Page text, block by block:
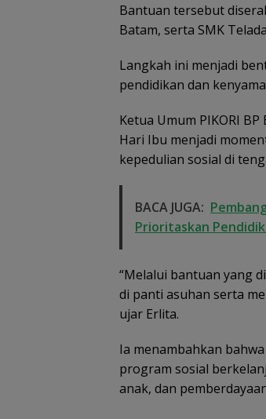
Bantuan tersebut
Batam, serta SMK
Langkah ini menjadi
pendidikan dan
Ketua Umum PIKORI
Hari Ibu menjadi
kepedulian sosial di
BACA JUGA:
Prioritaskan
“Melalui bantuan yang
di panti asuhan serta
ujar Erlita.
Ia menambahkan
program sosial
anak, dan